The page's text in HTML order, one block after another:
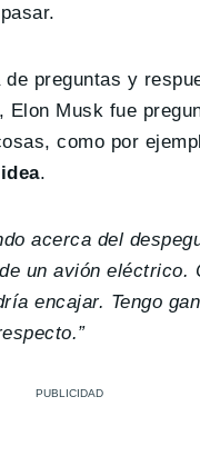
de preguntas y
Elon Musk fue
como por
.
acerca del
un avión eléctrico.
encajar. Tengo